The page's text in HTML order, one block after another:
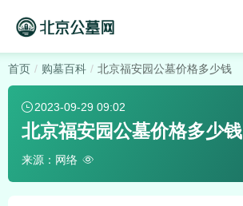
首页 购墓百科 北京福安园公墓价格多少钱
2023-09-29 09:02
北京福安园公墓价格多少钱
来源：网络